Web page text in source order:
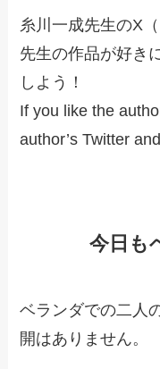
糸川一成先生のX
先生の作品が好き
しよう！
If you like the
author’s Twitter
今日も
ベランダでの二人
開はありません。